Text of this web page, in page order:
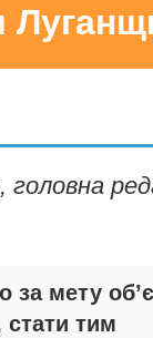
за мету
стати тим